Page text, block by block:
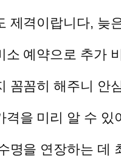
제격이랍니다, 늦
소 예약으로 추가
꼼꼼히 해주니 안
격을 미리 알 수 있
명을 연장하는 데